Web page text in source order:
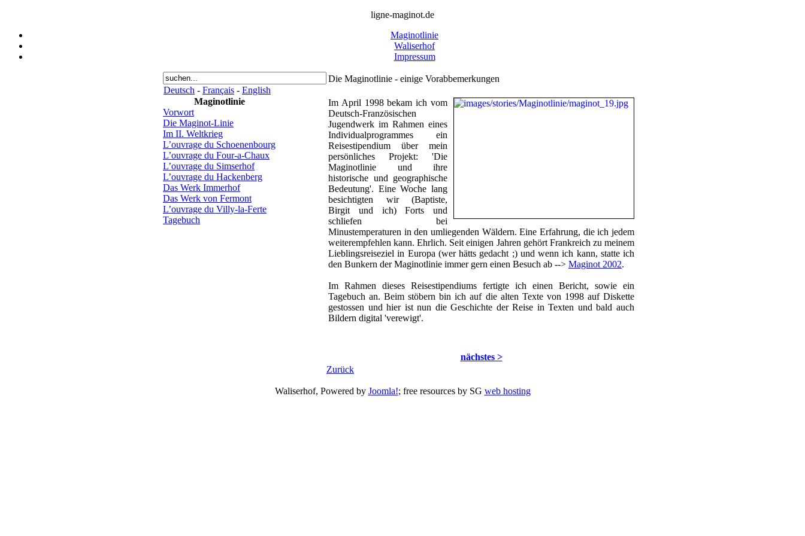
ligne-maginot.de
Maginotlinie
Waliserhof
Impressum
Deutsch - Français - English
Maginotlinie
Vorwort
Die Maginot-Linie
Im II. Weltkrieg
L’ouvrage du Schoenenbourg
L’ouvrage du Four-a-Chaux
L’ouvrage du Simserhof
L’ouvrage du Hackenberg
Das Werk Immerhof
Das Werk von Fermont
L’ouvrage du Villy-la-Ferte
Tagebuch
Die Maginotlinie - einige Vorabbemerkungen
Im April 1998 bekam ich vom
Deutsch-Französischen
Jugendwerk im Rahmen eines
Individualprogrammes ein
Reisestipendium über mein
persönliches Projekt: 'Die
Maginotlinie und ihre
historische und geographische
Bedeutung'. Eine Woche lang
besichtigten wir (Baptiste,
Birgit und ich) Forts und
schliefen bei
Minustemperaturen in den umliegenden Wäldern. Eine Erfahrung, die ich jedem
weiterempfehlen kann. Ehrlich. Seit einigen Jahren gehört Frankreich zu meinem
Lieblingsreiseziel in Europa (wer hätts gedacht ;) und wenn ich kann, statte ich
den Bunkern der Maginotlinie immer gern einen Besuch ab --> Maginot 2002.
Im Rahmen dieses Reisestipendiums fertigte ich einen Bericht, sowie ein
Tagebuch an. Beim stöbern bin ich auf die alten Texte von 1998 auf Diskette
gestossen und hier ist nun die Geschichte der Reise in Texten und bald auch
Bildern digital 'verewigt'.
nächstes >
Zurück
Waliserhof, Powered by Joomla!; free resources by SG web hosting